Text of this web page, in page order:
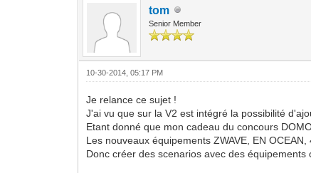
tom
Senior Member
10-30-2014, 05:17 PM
Je relance ce sujet !
J'ai vu que sur la V2 est intégré la possibilité
Etant donné que mon cadeau du concours
Les nouveaux équipements ZWAVE, EN
Donc créer des scenarios avec des équipements